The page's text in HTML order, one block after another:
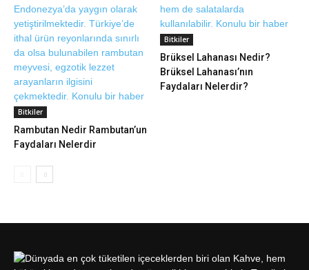
Bitkiler
Rambutan Nedir Rambutan’un
Faydaları Nelerdir
Bitkiler
Brüksel Lahanası Nedir?
Brüksel Lahanası’nın
Faydaları Nelerdir?